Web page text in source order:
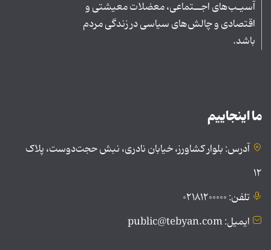
آسیـب‌های اجــتماعی، معضلات معیشتی و
اقتصادی و چالش‌های سیاسی در زندگی مردم
باشد.
ما اینجاییم
آدرس: بلوار کشاورز، خیابان نادری، نبش حجت‌دوست، پلاک
۱۲
تلفن: ۰۲۱۸۱۲۰۰۰۰۰
ایمیل: public@tebyan.com